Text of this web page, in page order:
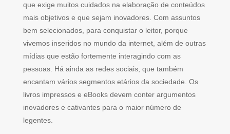
que exige muitos cuidados na elaboração de conteúdos
mais objetivos e que sejam inovadores. Com assuntos
bem selecionados, para conquistar o leitor, porque
vivemos inseridos no mundo da internet, além de outras
mídias que estão fortemente interagindo com as
pessoas. Há ainda as redes sociais, que também
encantam vários segmentos etários da sociedade. Os
livros impressos e eBooks devem conter argumentos
inovadores e cativantes para o maior número de
legentes.